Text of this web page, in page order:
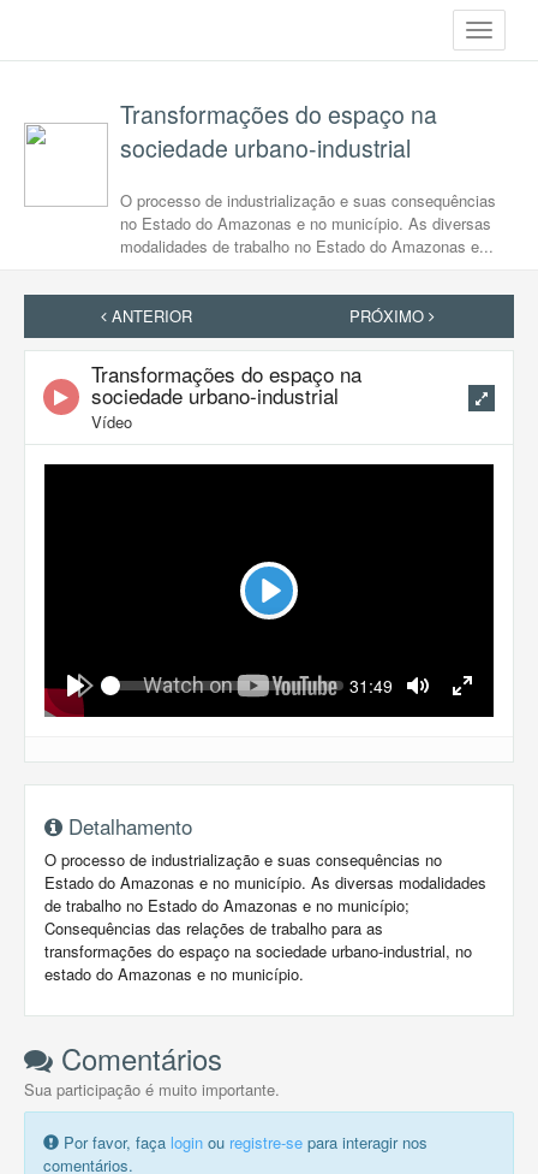
Toggle
Transformações do espaço na
sociedade urbano-industrial
O processo de industrialização e suas consequências
no Estado do Amazonas e no município. As diversas
modalidades de trabalho no Estado do Amazonas e...
ANTERIOR PRÓXIMO
Transformações do espaço na
sociedade urbano-industrial
Vídeo
Play
Play
Seek Current
31:49
Mute Fullscreen
Detalhamento
O processo de industrialização e suas consequências no
Estado do Amazonas e no município. As diversas modalidades
de trabalho no Estado do Amazonas e no município;
Consequências das relações de trabalho para as
transformações do espaço na sociedade urbano-industrial, no
estado do Amazonas e no município.
Comentários
Sua participação é muito importante.
Por favor, faça login ou registre-se para interagir nos
comentários.